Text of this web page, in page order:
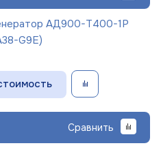
АД900-Т400-1Р
G9E)
Сравнить